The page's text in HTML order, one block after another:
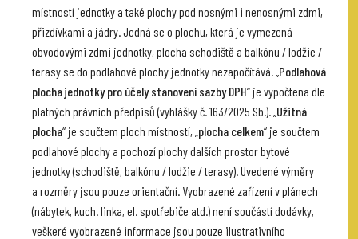
místností jednotky a také plochy pod nosnými i nenosnými zdmi,
přizdívkami a jádry. Jedná se o plochu, která je vymezená
obvodovými zdmi jednotky, plocha schodiště a balkónu / lodžie /
terasy se do podlahové plochy jednotky nezapočítává. „Podlahová
plocha jednotky pro účely stanovení sazby DPH“ je vypočtena dle
platných právních předpisů (vyhlášky č. 163/2025 Sb.). „Užitná
plocha“ je součtem ploch místností, „plocha celkem“ je součtem
podlahové plochy a pochozí plochy dalších prostor bytové
jednotky (schodiště, balkónu / lodžie / terasy). Uvedené výměry
a rozměry jsou pouze orientační. Vyobrazené zařízení v plánech
(nábytek, kuch. linka, el. spotřebiče atd.) není součástí dodávky,
veškeré vyobrazené informace jsou pouze ilustrativního